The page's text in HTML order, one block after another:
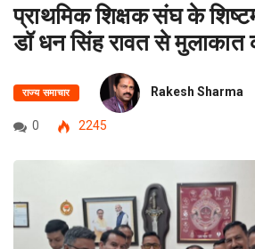
प्राथमिक शिक्षक संघ के
डॉ धन सिंह रावत से मुलाकात
राज्य समाचार Rakesh Sharma
0 2245